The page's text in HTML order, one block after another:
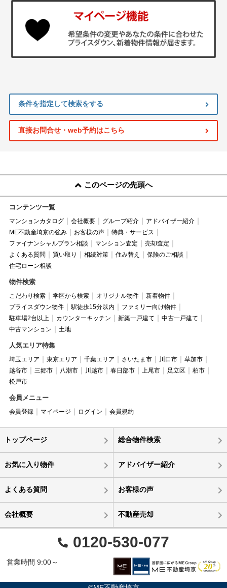
条件を指定して検索をする
直接お問合せ・web予約はこちら
このページの先頭へ
コンテンツ一覧
マンションカタログ 会社概要 グループ紹介
アドバイザー紹介
ME不動産埼京の強み
お客様の声
特典・サービス
ファイナンシャルプラン相談
マンション査定
売却査定
よくある質問
買い取り 相続対策 住み替え
保険のご相談
住宅ローン相談
物件検索
こだわり検索 学区から検索 オリジナル物件
新着物件
プライスダウン物件
駅徒歩15分以内
ファミリー向け物件
駐車場2台以上
カウンターキッチン 新築一戸建て
中古一戸建て
中古マンション
土地
人気エリア特集
埼玉エリア 東京エリア 千葉エリア さいたま市 川口市
草加市
越谷市
三郷市 八潮市 川越市 春日部市 上尾市 足立区
柏市
松戸市
会員メニュー
会員登録 マイページ ログイン 会員規約
トップページ 総合物件検索
お気に入り物件 アドバイザー紹介
よくある質問 お客様の声
会社概要 不動産売却
0120-530-077
営業時間 9:00～